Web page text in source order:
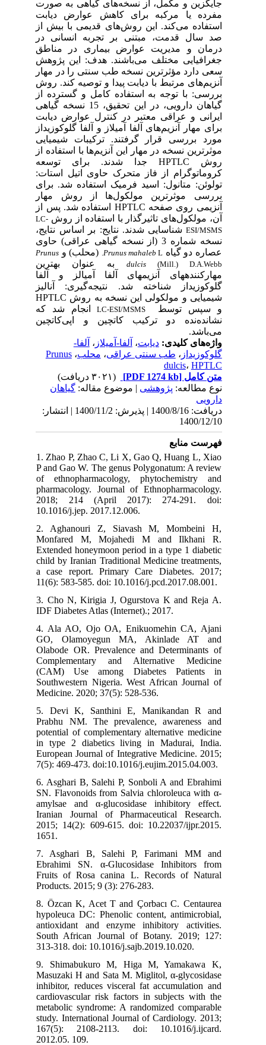
جایگزین و مکمل، از نسخه‌های گیاهی به صورت
مفرده یا مرکبه برای کاهش عوارض دیابت
استفاده می‌کند. این روش‌های قدیمی با بیش از
صد سال قدمت، مبتنی بر تجربه انسانی در
درمان و مدیریت عوارض بیماری در مناطق
جغرافیایی مختلف می‌باشند. هدف: این پژوهش
سعی دارد مؤثرترین نسخه طب سنتی را در مهار
آنزیم‌های مرتبط با دیابت پیدا و توصیه کند. روش
بررسی: با توجه به استفاده کامل و گسترده از
گیاهان دارویی، در این تحقیق، 15 نسخه گیاهی
ایرانی و عراقی معتبر در کنترل عوارض دیابت
برای مهار آنزیم‌های آلفا آمیلاز و آلفا گلوکوزیداز
مورد بررسی قرار گرفتند. ترکیبات شیمیایی
موثرترین نسخه در مهار این آنزیم‌ها با استفاده از
روش HPTLC جدا شدند. برای توسعه
کروماتوگرام از فاز متحرک حاوی اتیل استات:
تولوئن: متانول: اسید فرمیک استفاده شد. برای
بررسی موثرترین مولکول‌ها از روش مهار
آنزیمی روی صفحه HPTLC استفاده شد. پس از
آن، مولکول‌های تاثیرگذار با استفاده از روشLC-
ESI/MSMS شناسایی شدند. نتایج: بر اساس نتایج،
نسخه شماره 3 (از نسخه گیاهی عراقی) حاوی
عصاره دو گیاه
Prunus mahalebL. (محلب) وPrunus
dulcis(Mill.) D.A.Webb
به عنوان بهترین
مهارکنندههای آنزیمهای آلفا آمیالز و آلفا
گلوکوزیداز شناخته شد. نتیجه‌گیری: آنالیز
شیمیایی و مولکولی این نسخه به روش HPTLC
و سپس توسطLC-ESI/MSMSانجام شد که
نشانده‌نده دو ترکیب کاتچین و اپی‌کاتچین
می‌باشد.
واژه‌های کلیدی:دیابت،آلفا-آمیلاز،آلفا-
گلوکوزیداز ،طب سنتی عراقی ،محلب،Prunus
dulcis،HPTLC
متن کامل[PDF 1274 kb]
(۳۰۲۱ دریافت)
نوع مطالعه:پژوهشی| موضوع مقاله:گياهان
دارویی
دریافت: 1400/8/16 | پذیرش: 1400/11/2 | انتشار:
1400/12/10
فهرست منابع
1. Zhao P, Zhao C, Li X, Gao Q, Huang L, Xiao
P and Gao W. The genus Polygonatum: A review
of ethnopharmacology, phytochemistry and
pharmacology. Journal of Ethnopharmacology.
2018; 214 (April 2017): 274-291. doi:
10.1016/j.jep. 2017.12.006.
2. Aghanouri Z, Siavash M, Mombeini H,
Monfared M, Mojahedi M and Ilkhani R.
Extended honeymoon period in a type 1 diabetic
child by Iranian Traditional Medicine treatments,
a case report. Primary Care Diabetes. 2017;
11(6): 583-585. doi: 10.1016/j.pcd.2017.08.001.
3. Cho N, Kirigia J, Ogurstova K and Reja A.
IDF Diabetes Atlas (Internet).; 2017.
4. Ala AO, Ojo OA, Enikuomehin CA, Ajani
GO, Olamoyegun MA, Akinlade AT and
Olabode OR. Prevalence and Determinants of
Complementary and Alternative Medicine
(CAM) Use among Diabetes Patients in
Southwestern Nigeria. West African Journal of
Medicine. 2020; 37(5): 528-536.
5. Devi K, Santhini E, Manikandan R and
Prabhu NM. The prevalence, awareness and
potential of complementary alternative medicine
in type 2 diabetics living in Madurai, India.
European Journal of Integrative Medicine. 2015;
7(5): 469-473. doi:10.1016/j.eujim.2015.04.003.
6. Asghari B, Salehi P, Sonboli A and Ebrahimi
SN. Flavonoids from Salvia chloroleuca with α-
amylsae and α-glucosidase inhibitory effect.
Iranian Journal of Pharmaceutical Research.
2015; 14(2): 609-615. doi: 10.22037/ijpr.2015.
1651.
7. Asghari B, Salehi P, Farimani MM and
Ebrahimi SN. α-Glucosidase Inhibitors from
Fruits of Rosa canina L. Records of Natural
Products. 2015; 9 (3): 276-283.
8. Özcan K, Acet T and Çorbacı C. Centaurea
hypoleuca DC: Phenolic content, antimicrobial,
antioxidant and enzyme inhibitory activities.
South African Journal of Botany. 2019; 127:
313-318. doi: 10.1016/j.sajb.2019.10.020.
9. Shimabukuro M, Higa M, Yamakawa K,
Masuzaki H and Sata M. Miglitol, α-glycosidase
inhibitor, reduces visceral fat accumulation and
cardiovascular risk factors in subjects with the
metabolic syndrome: A randomized comparable
study. International Journal of Cardiology. 2013;
167(5): 2108-2113. doi: 10.1016/j.ijcard.
2012.05. 109.